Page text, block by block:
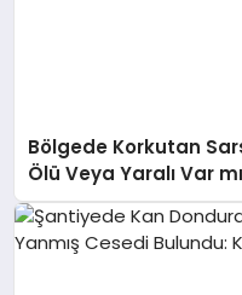
Bölgede Korkutan
Ölü Veya Yaralı Var